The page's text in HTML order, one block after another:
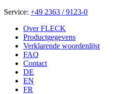
Service: +49 2363 / 9123-0
Over FLECK
Productgegevens
Verklarende woordenlijst
FAQ
Contact
DE
EN
FR